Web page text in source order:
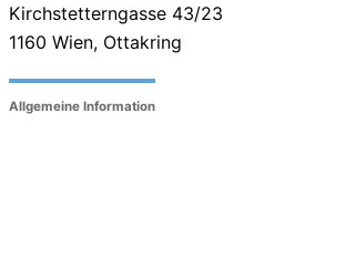
Kirchstetterngasse 43/23
1160 Wien, Ottakring
Allgemeine Information